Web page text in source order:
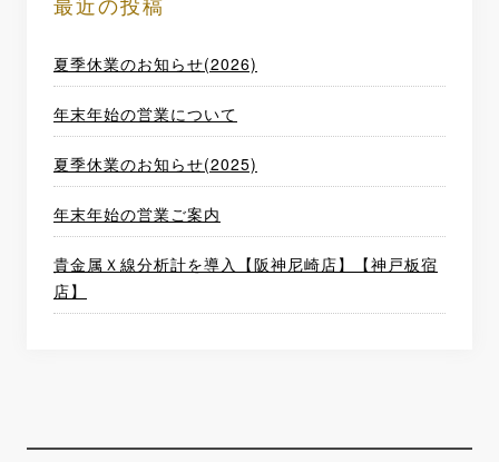
最近の投稿
夏季休業のお知らせ(2026)
年末年始の営業について
夏季休業のお知らせ(2025)
年末年始の営業ご案内
貴金属Ｘ線分析計を導入【阪神尼崎店】【神戸板宿
店】